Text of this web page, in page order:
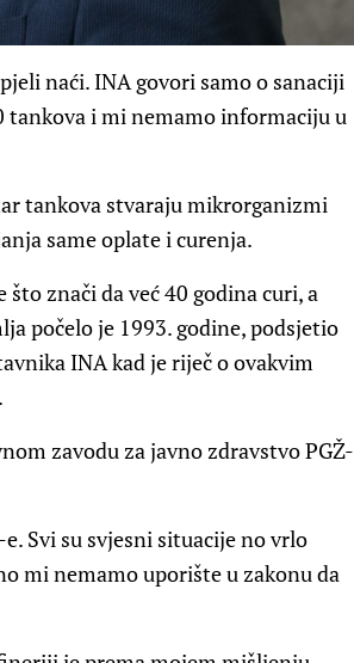
naći. INA govori samo o sanaciji
tankova i mi nemamo informaciju u
tankova stvaraju mikrorganizmi
same oplate i curenja.
znači da već 40 godina curi, a
počelo je 1993. godine, podsjetio
INA kad je riječ o ovakvim
zavodu za javno zdravstvo PGŽ-
Svi su svjesni situacije no vrlo
mi nemamo uporište u zakonu da